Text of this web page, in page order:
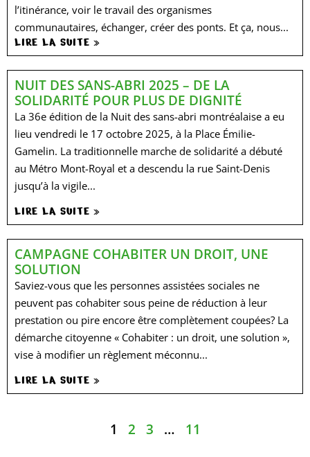
l’itinérance, voir le travail des organismes
communautaires, échanger, créer des ponts. Et ça, nous...
LIRE LA SUITE »
NUIT DES SANS-ABRI 2025 – DE LA
SOLIDARITÉ POUR PLUS DE DIGNITÉ​
La 36e édition de la Nuit des sans-abri montréalaise a eu
lieu vendredi le 17 octobre 2025, à la Place Émilie-
Gamelin. La traditionnelle marche de solidarité a débuté
au Métro Mont-Royal et a descendu la rue Saint-Denis
jusqu’à la vigile...
LIRE LA SUITE »
CAMPAGNE COHABITER UN DROIT, UNE
SOLUTION
Saviez-vous que les personnes assistées sociales ne
peuvent pas cohabiter sous peine de réduction à leur
prestation ou pire encore être complètement coupées? La
démarche citoyenne « Cohabiter : un droit, une solution »,
vise à modifier un règlement méconnu...
LIRE LA SUITE »
1 2 3 … 11